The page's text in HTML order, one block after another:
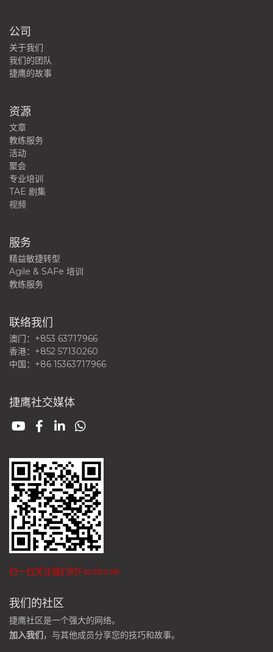
公司
关于我们
我们的团队
捷鹰的故事
资源
文章
教练服务
活动
聚会
专业培训
TAE 剧集
视频
服务
精益敏捷转型
Agile & SAFe 培训
教练服务
联络我们
澳门：+853 63717966
香港：+852 57130260
中国：+86 15363717966
捷鹰社交媒体
扫一扫关注我们的Facebook
我们的社区
捷鹰社区是一个强大的网络。
加入我们 ，与其他成员分享您的技巧和故事。